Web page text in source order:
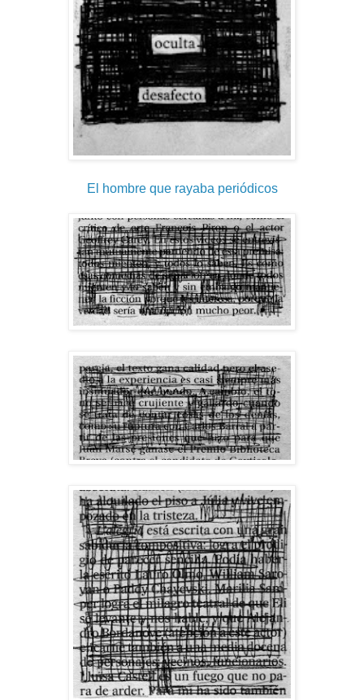
El hombre que rayaba periódicos